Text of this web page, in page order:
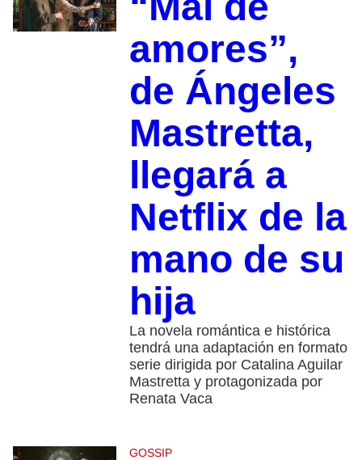
amores”,
de Ángeles
Mastretta,
llegará a
Netflix de la
mano de su
hija
La novela romántica e histórica
tendrá una adaptación en formato
serie dirigida por Catalina Aguilar
Mastretta y protagonizada por
Renata Vaca
GOSSIP